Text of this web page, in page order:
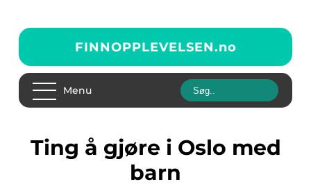
FINNOPPLEVELSEN.no
Menu
Ting å gjøre i Oslo med
barn